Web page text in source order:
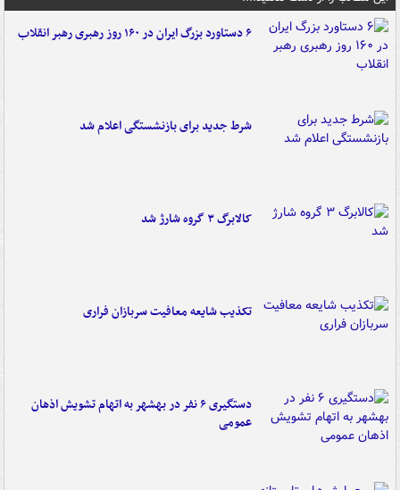
۶ دستاورد بزرگ ایران در ۱۶۰ روز رهبری رهبر انقلاب
شرط جدید برای بازنشستگی اعلام شد
کالابرگ ۳ گروه شارژ شد
تکذیب شایعه معافیت سربازان فراری
دستگیری ۶ نفر در بهشهر به اتهام تشویش اذهان
عمومی